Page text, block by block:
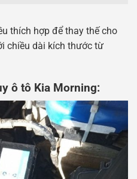
thích hợp để thay thế cho
chiều dài kích thước từ
ô tô Kia Morning: